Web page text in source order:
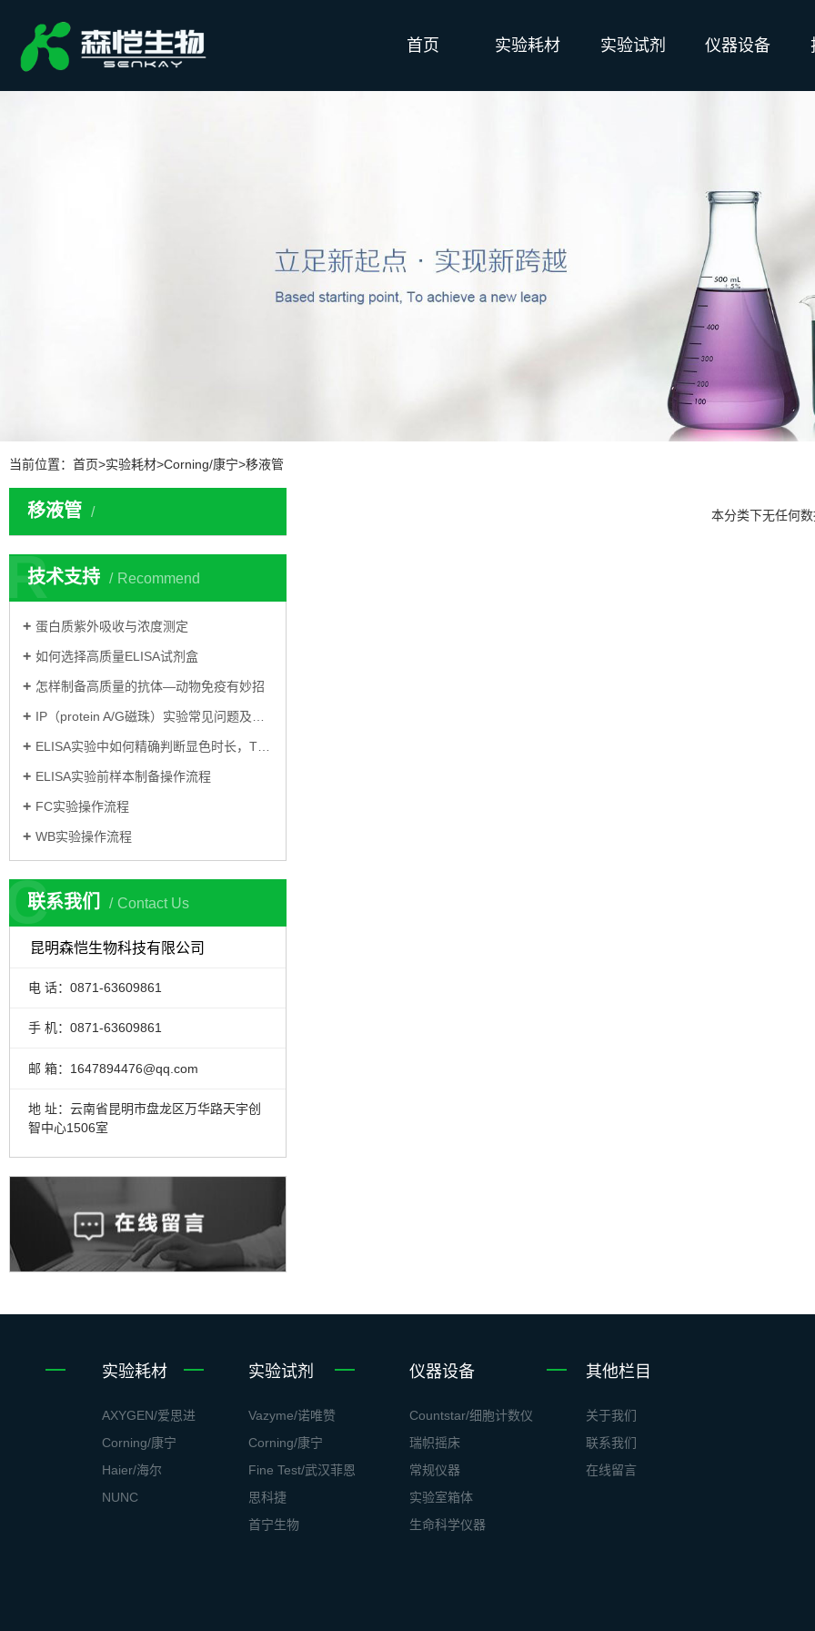
首页 实验耗材 实验试剂 仪器设备
当前位置： 首页>实验耗材>Corning/康宁>移液管
移液管
技术支持 Recommend
R
蛋白质紫外吸收与浓度测定
如何选择高质量ELISA试剂盒
怎样制备高质量的抗体—动物免疫有妙招
IP（protein A/G磁珠）实验常见问题及解决方案
ELISA实验中如何精确判断显色时长，TMB显色
ELISA实验前样本制备操作流程
FC实验操作流程
WB实验操作流程
联系我们 Contact Us
C
昆明森恺生物科技有限公司
电 话：0871-63609861
手 机：0871-63609861
邮 箱：1647894476@qq.com
地 址：云南省昆明市盘龙区万华路天宇创
智中心1506室
本分类下无任何
实验耗材
AXYGEN/爱思进
Corning/康宁
Haier/海尔
NUNC
实验试剂
Vazyme/诺唯赞
Corning/康宁
Fine Test/武汉菲恩
思科捷
首宁生物
仪器设备
Countstar/细胞计数仪
瑞帜摇床
常规仪器
实验室箱体
生命科学仪器
其他栏目
关于我们
联系我们
在线留言